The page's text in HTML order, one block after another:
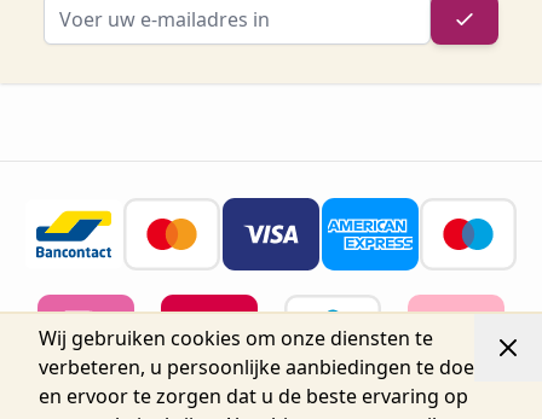
Wij gebruiken cookies om onze diensten te
verbeteren, u persoonlijke aanbiedingen te doen
en ervoor te zorgen dat u de beste ervaring op